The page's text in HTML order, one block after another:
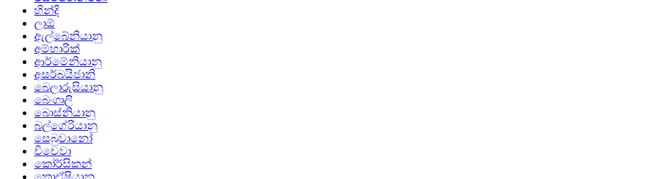
හින්දි
ලාඕ
ඇල්බේනියානු
අම්හාරික්
ආර්මේනියානු
අසර්බයිජානි
බෙලාරුසියානු
බෙංගාලි
බොස්නියානු
බල්ගේරියානු
සෙබුවානෝ
චිචෙවා
කෝර්සිකන්